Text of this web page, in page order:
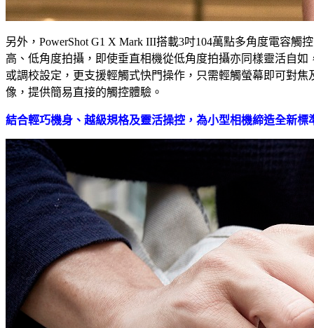
另外，PowerShot G1 X Mark III搭載3吋104萬點多角度電容
高、低角度拍攝，即使垂直相機從低角度拍攝亦同樣靈活自
或調校設定，更支援輕觸式快門操作，只需輕觸螢幕即可對
像，提供簡易直接的觸控體驗。
結合輕巧機身、越級規格及靈活操控，為小型相機締造全新標